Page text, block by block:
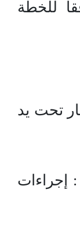
للخطة
تحت يد
: إجراءات